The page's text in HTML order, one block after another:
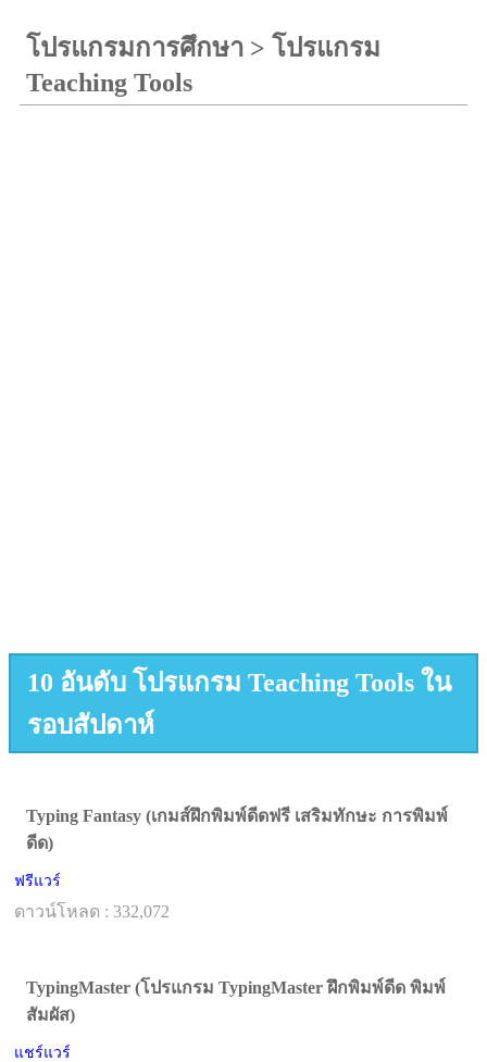
โปรแกรมการศึกษา > โปรแกรม
Teaching Tools
10 อันดับ โปรแกรม Teaching Tools ใน
รอบสัปดาห์
Typing Fantasy (เกมส์ฝึกพิมพ์ดีดฟรี เสริมทักษะ การพิมพ์
ดีด)
ฟรีแวร์
ดาวน์โหลด : 332,072
TypingMaster (โปรแกรม TypingMaster ฝึกพิมพ์ดีด พิมพ์
สัมผัส)
แชร์แวร์